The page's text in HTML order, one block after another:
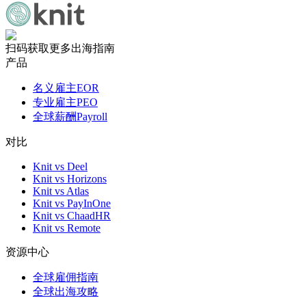
扫码获取更多出海指南
产品
名义雇主EOR
专业雇主PEO
全球薪酬Payroll
对比
Knit vs Deel
Knit vs Horizons
Knit vs Atlas
Knit vs PayInOne
Knit vs ChaadHR
Knit vs Remote
资源中心
全球雇佣指南
全球出海攻略